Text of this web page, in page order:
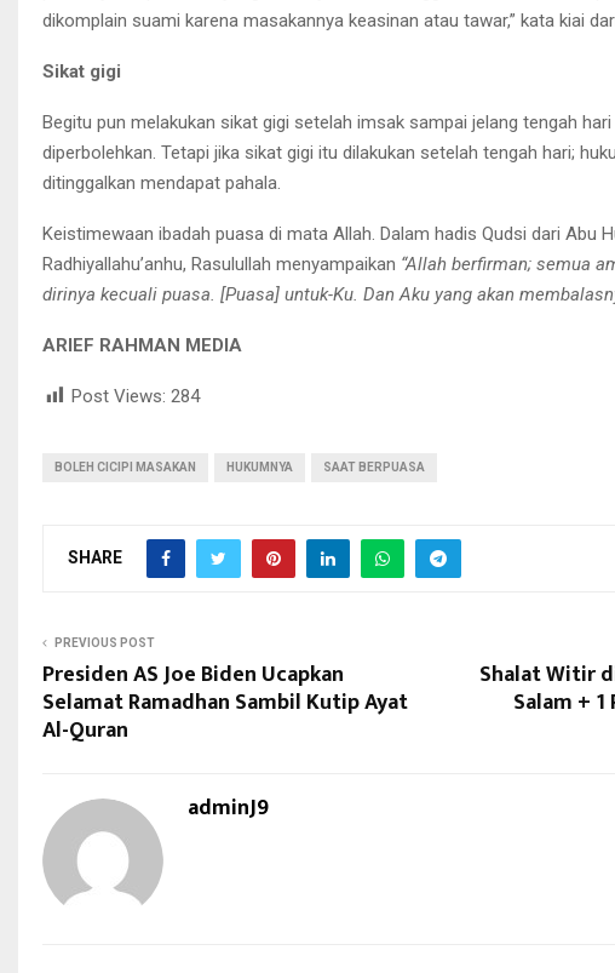
dikomplain suami karena masakannya keasinan atau tawar,” kata kiai
Sikat gigi
Begitu pun melakukan sikat gigi setelah imsak sampai jelang tengah
diperbolehkan. Tetapi jika sikat gigi itu dilakukan setelah tengah hari;
ditinggalkan mendapat pahala.
Keistimewaan ibadah puasa di mata Allah. Dalam hadis Qudsi dari Abu
Radhiyallahu’anhu, Rasulullah menyampaikan “Allah berfirman; semua
dirinya kecuali puasa. [Puasa] untuk-Ku. Dan Aku yang akan
ARIEF RAHMAN MEDIA
Post Views: 284
BOLEH CICIPI MASAKAN HUKUMNYA SAAT BERPUASA
SHARE
PREVIOUS POST
Presiden AS Joe Biden Ucapkan
Selamat Ramadhan Sambil Kutip Ayat
Al-Quran
Shalat Witir
Salam +
adminJ9